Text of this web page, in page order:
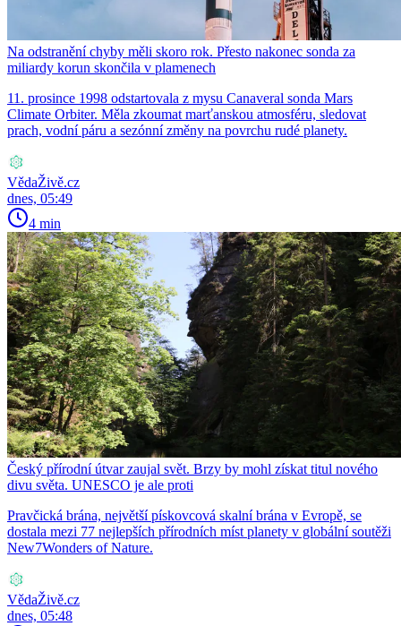
Na odstranění chyby měli skoro rok. Přesto nakonec sonda za
miliardy korun skončila v plamenech
11. prosince 1998 odstartovala z mysu Canaveral sonda Mars
Climate Orbiter. Měla zkoumat marťanskou atmosféru, sledovat
prach, vodní páru a sezónní změny na povrchu rudé planety.
VědaŽivě.cz
dnes, 05:49
4 min
Český přírodní útvar zaujal svět. Brzy by mohl získat titul nového
divu světa. UNESCO je ale proti
Pravčická brána, největší pískovcová skalní brána v Evropě, se
dostala mezi 77 nejlepších přírodních míst planety v globální soutěži
New7Wonders of Nature.
VědaŽivě.cz
dnes, 05:48